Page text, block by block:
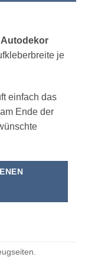
je
einfach das
Ende der